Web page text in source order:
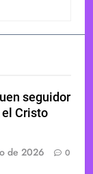
seguidor
Cristo
de 2026 0